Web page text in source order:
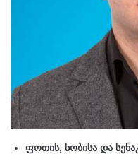
ფოთის, ხობისა და